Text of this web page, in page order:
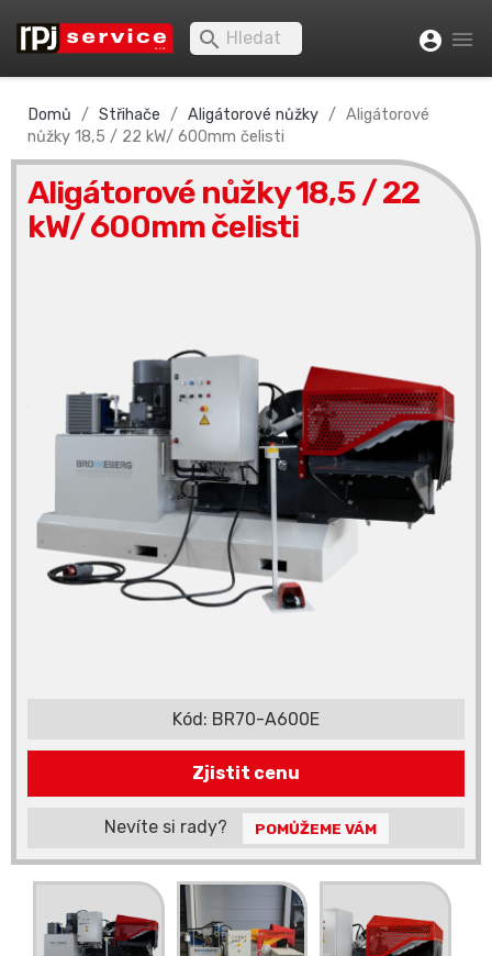
 account_circle 
Domů Střihače Aligátorové nůžky
Aligátorové
nůžky 18,5 / 22 kW/ 600mm čelisti
Aligátorové nůžky 18,5 / 22
kW/ 600mm čelisti
Kód: BR70-A600E
Zjistit cenu
Nevíte si rady? POMŮŽEME VÁM